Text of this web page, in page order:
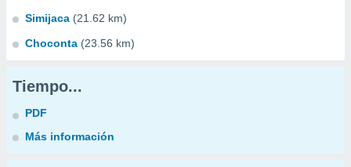
Simijaca (21.62 km)
Choconta (23.56 km)
Tiempo...
PDF
Más información